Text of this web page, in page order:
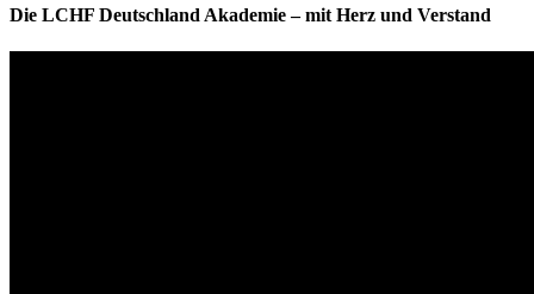
Die LCHF Deutschland Akademie – mit Herz und Verstand